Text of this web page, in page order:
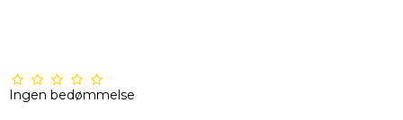
Ingen bedømmelse